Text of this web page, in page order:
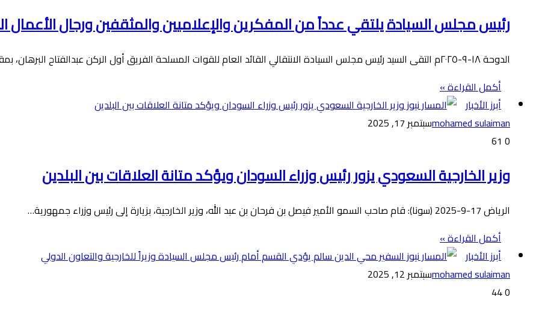
رئيس مجلس السيادة يلتقي عدداً من المفكرين والإعلاميين والمثقفين ورجال الأعمال
الدوحة ١٨-٩-٢٠٢٥م التقى السيد رئيس مجلس السيادة الانتقالي القائد العام للقوات المسلحة الفريق أول الركن عبدالفتاح البرهان، بمقر السفارة السودانية…
أكمل القراءة »
أبرز الأخبار
mohamed sulaimanسبتمبر 17, 2025
0
وزير الخارجية السعودي يزور رئيس وزراء السودان ويؤكد متانة العلاقات بين البلدين
الرياض 17-9-2025 (سونا): قام صاحب السمو الأمير فيصل بن فرحان بن عبد الله، وزير الخارجية، بزيارة إلى رئيس وزراء جمهورية…
أكمل القراءة »
أبرز الأخبار
mohamed sulaimanسبتمبر 12, 2025
0